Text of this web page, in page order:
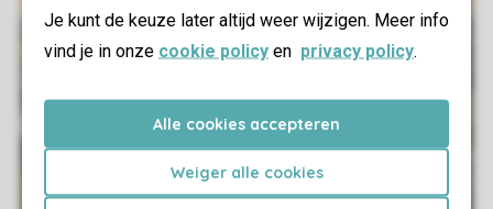
Je kunt de keuze later altijd weer wijzigen. Meer info
vind je in onze cookie policy en privacy policy.
Alle cookies accepteren
Weiger alle cookies